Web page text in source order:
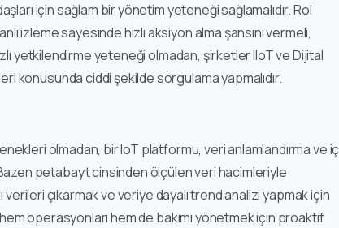
için sağlam bir yönetim yeteneği sağlamalıdır. Rol
izleme sayesinde hızlı aksiyon alma şansını vermeli,
yetkilendirme yeteneği olmadan, şirketler IIoT ve Dijital
konusunda ciddi şekilde sorgulama yapmalıdır.
olmadan, bir IoT platformu, veri anlamlandırma ve iç
petabayt cinsinden ölçülen veri hacimleriyle
verileri çıkarmak ve veriye dayalı trend analizi yapmak için
operasyonları hem de bakımı yönetmek için proaktif